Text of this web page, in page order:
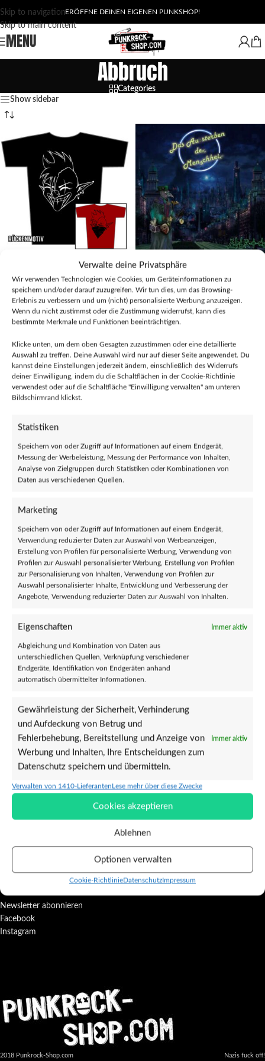
Verwalte deine Privatsphäre
Wir verwenden Technologien wie Cookies, um Geräteinformationen zu
speichern und/oder darauf zuzugreifen. Wir tun dies, um das Browsing-
Erlebnis zu verbessern und um (nicht) personalisierte Werbung anzuzeigen.
Wenn du nicht zustimmst oder die Zustimmung widerrufst, kann dies
bestimmte Merkmale und Funktionen beeinträchtigen.
Klicke unten, um dem oben Gesagten zuzustimmen oder eine detaillierte
Auswahl zu treffen. Deine Auswahl wird nur auf dieser Seite angewendet. Du
kannst deine Einstellungen jederzeit ändern, einschließlich des Widerrufs
deiner Einwilligung, indem du die Schaltflächen in der Cookie-Richtlinie
verwendest oder auf die Schaltfläche "Einwilligung verwalten" am unteren
Bildschirmrand klickst.
Statistiken
Speichern von oder Zugriff auf Informationen auf einem Endgerät,
Messung der Werbeleistung, Messung der Performance von Inhalten,
Analyse von Zielgruppen durch Statistiken oder Kombinationen von
Daten aus verschiedenen Quellen.
Marketing
Speichern von oder Zugriff auf Informationen auf einem Endgerät,
Verwendung reduzierter Daten zur Auswahl von Werbeanzeigen,
Erstellung von Profilen für personalisierte Werbung, Verwendung von
Profilen zur Auswahl personalisierter Werbung, Erstellung von Profilen
zur Personalisierung von Inhalten, Verwendung von Profilen zur
Auswahl personalisierter Inhalte, Entwicklung und Verbesserung der
Angebote, Verwendung reduzierter Daten zur Auswahl von Inhalten.
Eigenschaften Immer aktiv
Abgleichung und Kombination von Daten aus
unterschiedlichen Quellen, Verknüpfung verschiedener
Endgeräte, Identifikation von Endgeräten anhand
automatisch übermittelter Informationen.
Gewährleistung der Sicherheit, Verhinderung
und Aufdeckung von Betrug und
Fehlerbehebung, Bereitstellung und Anzeige von
Werbung und Inhalten, Ihre Entscheidungen zum
Datenschutz speichern und übermitteln.
Immer aktiv
Verwalten von 1410-LieferantenLese mehr über diese Zwecke
Cookies akzeptieren
Ablehnen
Optionen verwalten
Cookie-RichtlinieDatenschutzImpressum
Skip to navigation
Skip to main content
ERÖFFNE DEINEN EIGENEN PUNKSHOP!
MENU
Abbruch
Categories
Show sidebar
Abbruch – Bob Design (T-Shirt)
€10,00
Abbruch – Das Aussterben der
Menschheit (CD)
€13,00
Abbruch – Das Aussterben der
Menschheit (Doppel-LP)
26,00
Abbruch – Lieber Linksextrem (CD)
Abbruch – Multifunctional Scarf
€5,50
Myanmar, don’t give up the fight! Soli-
INFORMATIONEN
Allgemeine Geschäftsbedingungen
Cookie-Richtlinie (EU)
Impressum
SHOP SERVICE
Kontakt
Versand- und Zahlungsbedingungen
Rückgaberecht
Newsletter abonnieren
Facebook
Instagram
2018 Punkrock-Shop.com Nazis fuck off!